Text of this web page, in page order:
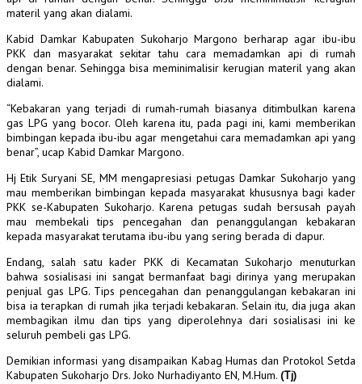
materil yang akan dialami.
Kabid Damkar Kabupaten Sukoharjo Margono berharap agar ibu-ibu
PKK dan masyarakat sekitar tahu cara memadamkan api di rumah
dengan benar. Sehingga bisa meminimalisir kerugian materil yang akan
dialami.
“Kebakaran yang terjadi di rumah-rumah biasanya ditimbulkan karena
gas LPG yang bocor. Oleh karena itu, pada pagi ini, kami memberikan
bimbingan kepada ibu-ibu agar mengetahui cara memadamkan api yang
benar”, ucap Kabid Damkar Margono.
Hj Etik Suryani SE, MM mengapresiasi petugas Damkar Sukoharjo yang
mau memberikan bimbingan kepada masyarakat khususnya bagi kader
PKK se-Kabupaten Sukoharjo. Karena petugas sudah bersusah payah
mau membekali tips pencegahan dan penanggulangan kebakaran
kepada masyarakat terutama ibu-ibu yang sering berada di dapur.
Endang, salah satu kader PKK di Kecamatan Sukoharjo menuturkan
bahwa sosialisasi ini sangat bermanfaat bagi dirinya yang merupakan
penjual gas LPG. Tips pencegahan dan penanggulangan kebakaran ini
bisa ia terapkan di rumah jika terjadi kebakaran. Selain itu, dia juga akan
membagikan ilmu dan tips yang diperolehnya dari sosialisasi ini ke
seluruh pembeli gas LPG.
Demikian informasi yang disampaikan Kabag Humas dan Protokol Setda
Kabupaten Sukoharjo Drs. Joko Nurhadiyanto EN, M.Hum. (Tj)